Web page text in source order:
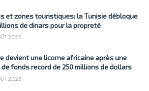
et zones touristiques: la Tunisie débloque
de dinars pour la propreté
2026
devient une licorne africaine après une
fonds record de 250 millions de dollars
2026